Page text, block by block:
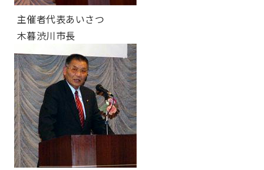
主催者代表あいさつ
木暮渋川市長